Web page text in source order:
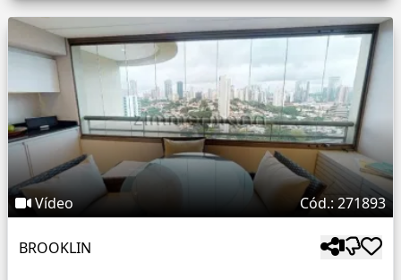
Vídeo Cód.: 271893
BROOKLIN